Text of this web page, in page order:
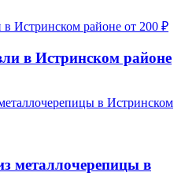
от 200 ₽
в Истринском районе
металлочерепицы в